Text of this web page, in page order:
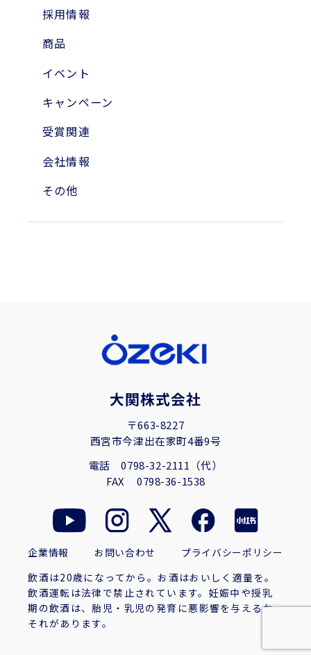
2024年
2023年
2010年
2004年
採用情報
商品
イベント
キャンペーン
受賞関連
会社情報
その他
大関株式会社
〒663-8227
西宮市今津出在家町4番9号
電話0798-32-2111（代）
FAX 0798-36-1538
飲酒は20歳になってから。お酒はおいしく適量を。
飲酒運転は法律で禁止されています。妊娠中や授乳
期の飲酒は、胎児・乳児の発育に悪影響を与えるお
それがあります。
企業情報 お問い合わせ プライバシーポリシー